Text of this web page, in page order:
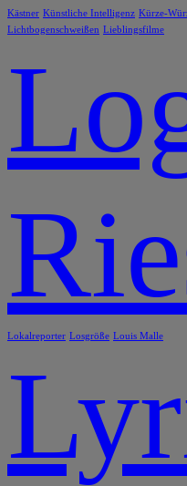
Kästner Künstliche Intelligenz Kürze-
Lichtbogenschweißen Lieblingsfilme
Lokalreporter Losgröße Louis Malle